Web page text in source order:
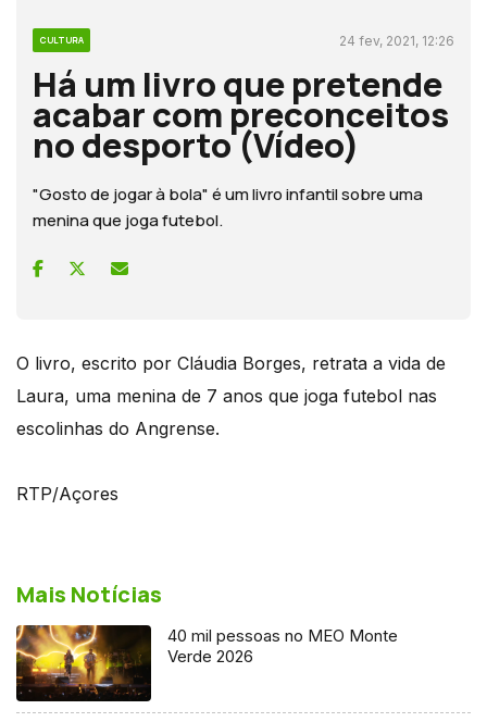
CULTURA 24 fev, 2021, 12:26
Há um livro que pretende
acabar com preconceitos
no desporto (Vídeo)
"Gosto de jogar à bola" é um livro infantil sobre uma
menina que joga futebol.
O livro, escrito por Cláudia Borges, retrata a vida de
Laura, uma menina de 7 anos que joga futebol nas
escolinhas do Angrense.
RTP/Açores
Mais Notícias
40 mil pessoas no MEO Monte
Verde 2026